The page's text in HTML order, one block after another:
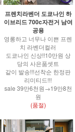
프렌치라벤더 도쿄나인 하
이브리드 700c자전거 남여
공용
영롱하고 너무나 이쁜 프렌
치 라벤더컬러
도쿄나인 신상!!10만원 상
당의 사은품셋트
같이 발송!!!선착순 한정판
리미티드!!!
sale 39만6천원→19만8천
원
(품절)